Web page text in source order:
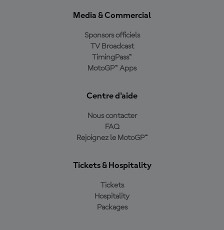
Media & Commercial
Sponsors officiels
TV Broadcast
TimingPass™
MotoGP™ Apps
Centre d'aide
Nous contacter
FAQ
Rejoignez le MotoGP™
Tickets & Hospitality
Tickets
Hospitality
Packages